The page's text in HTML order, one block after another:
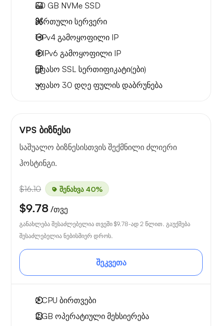
30 GB NVMe SSD
მართული სერვერი
1 IPv4 გამოყოფილი IP
4 IPv6 გამოყოფილი IP
უფასო SSL სერთიფიკატი(ები)
უფასო 30 დღე ფულის დაბრუნება
VPS ბიზნესი
საშუალო ბიზნესისთვის შექმნილი ძლიერი
ჰოსტინგი.
$16.10 შენახვა 40%
$9.78 /თვე
განახლება შესაძლებელია თვეში $9.78-ად 2 წლით. გაუქმება
შესაძლებელია ნებისმიერ დროს.
შეკვეთა
2CPU ბირთვები
2 GB ოპერატიული მეხსიერება